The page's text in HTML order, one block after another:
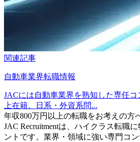
関連記事
自動車業界転職情報
JACには自動車業界を熟知した専任コ
上在籍。日系・外資系問...
年収800万円以上の転職をお考えの方
JAC Recruitmentは、ハイクラス転職
ントです。 業界・領域に強い専門コ